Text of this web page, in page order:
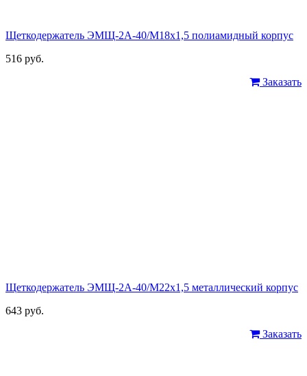
Щеткодержатель ЭМЩ-2А-40/М18х1,5 полиамидный корпус
516 руб.
Заказать
Щеткодержатель ЭМЩ-2А-40/М22х1,5 металлический корпус
643 руб.
Заказать